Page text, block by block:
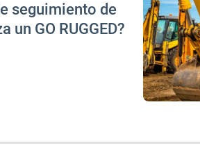
seguimiento de
un GO RUGGED?